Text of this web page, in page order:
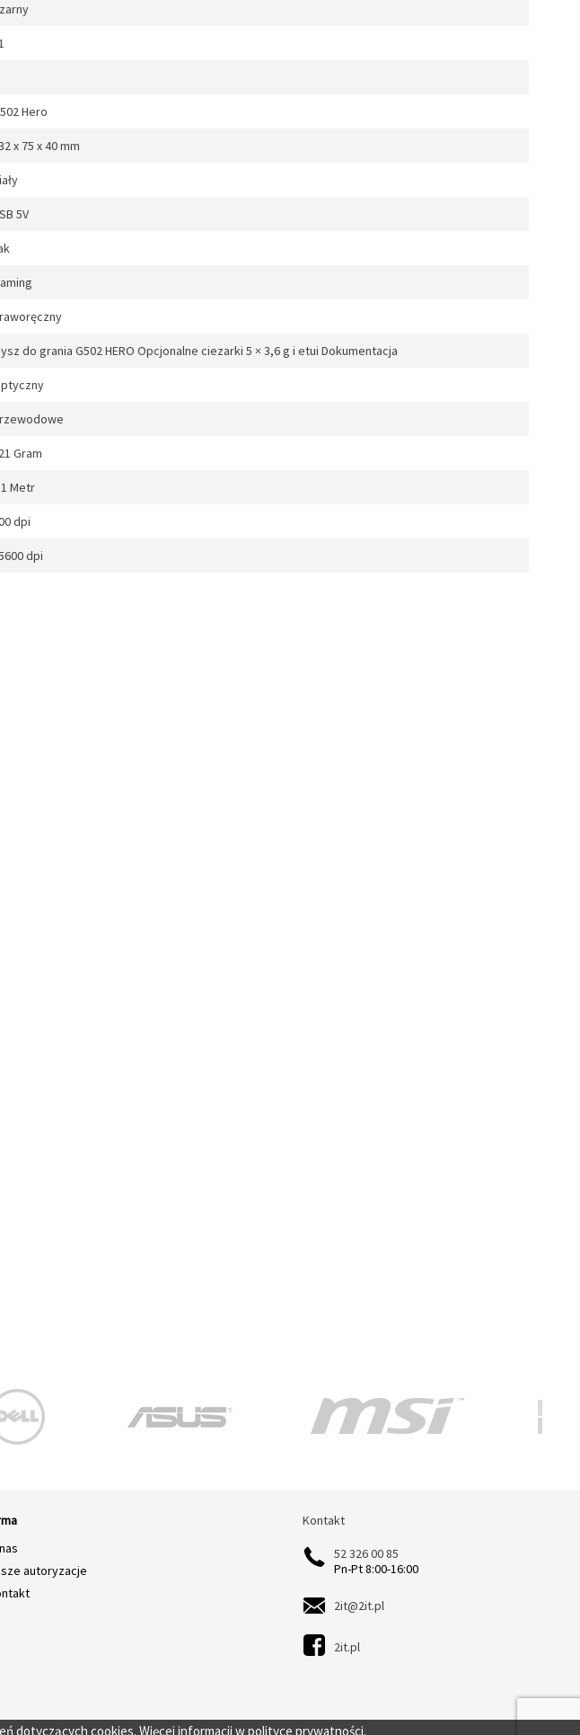
Hero
x 75 x 40 mm
5V
do grania G502 HERO Opcjonalne ciezarki 5 × 3,6 g i etui Dokumentacja
Gram
Metr
dpi
dpi
autoryzacje
Kontakt
Kontakt
52 326 00 85
Pn-Pt 8:00-16:00
2it@2it.pl
2it.pl
dotyczących cookies. Więcej informacji wpolityce prywatności.